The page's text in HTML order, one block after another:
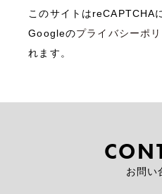
このサイトはreCAPTCHA
Googleのプライバシーポ
れます。
お問い